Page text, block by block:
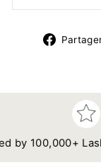
100,000+ Lash